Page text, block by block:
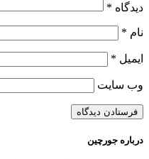
دیدگاه *
نام *
ایمیل *
وب‌ سایت
درباره جورچین